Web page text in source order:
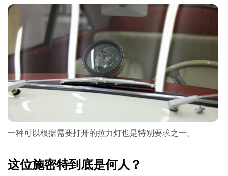
一种可以根据需要打开的拉力灯也是特别要求之一。
这位施密特到底是何人？